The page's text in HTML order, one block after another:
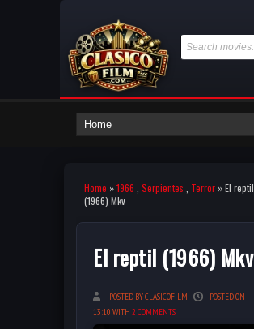
Home »1966 Serpientes Terror » El reptil
(1966) Mkv
El reptil (1966) Mkv
POSTED BY CLASICOFILM
POSTED ON
13:10 WITH 2 COMMENTS